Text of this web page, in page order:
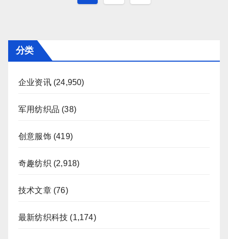
章
分类
企业资讯(24,950)
军用纺织品 (38)
创意服饰(419)
奇趣纺织 (2,918)
技术文章(76)
最新纺织科技 (1,174)